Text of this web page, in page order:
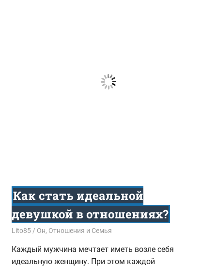
Как стать идеальной
девушкой в отношениях?
06.03.2017
Lito85 Он, Отношения и Семья
Каждый мужчина мечтает иметь возле себя
идеальную женщину. При этом каждой